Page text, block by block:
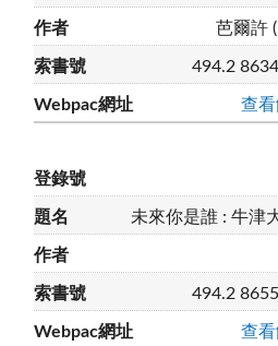
芭爾許
494.2
查
未來你是誰 : 牛津
494.2
查